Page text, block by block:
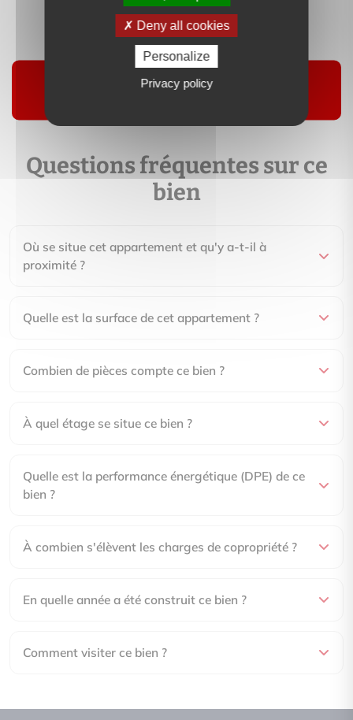
Suivre
Questions fréquentes sur ce
bien
Où se situe cet appartement et qu'y a-t-il à
proximité ?
Quelle est la surface de cet appartement ?
Combien de pièces compte ce bien ?
À quel étage se situe ce bien ?
Quelle est la performance énergétique (DPE) de ce
bien ?
À combien s'élèvent les charges de copropriété ?
En quelle année a été construit ce bien ?
Comment visiter ce bien ?
Deny all cookies
Personalize
Privacy policy